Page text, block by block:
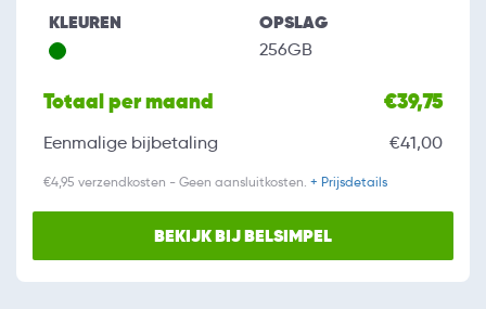
KLEUREN OPSLAG
256GB
Totaal per maand €39,75
Eenmalige bijbetaling €41,00
€4,95 verzendkosten - Geen aansluitkosten. + Prijsdetails
BEKIJK BIJ BELSIMPEL